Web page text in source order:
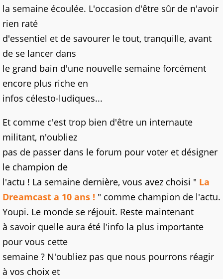
la semaine écoulée. L'occasion d'être sûr de n'avoir
rien raté
d'essentiel et de savourer le tout, tranquille, avant
de se lancer dans
le grand bain d'une nouvelle semaine forcément
encore plus riche en
infos célesto-ludiques...
Et comme c'est trop bien d'être un internaute
militant, n'oubliez
pas de passer dans le forum pour voter et désigner
le champion de
l'actu ! La semaine dernière, vous avez choisi " La
Dreamcast a 10 ans ! " comme champion de l'actu.
Youpi. Le monde se réjouit. Reste maintenant
à savoir quelle aura été l'info la plus importante
pour vous cette
semaine ? N'oubliez pas que nous pourrons réagir
à vos choix et